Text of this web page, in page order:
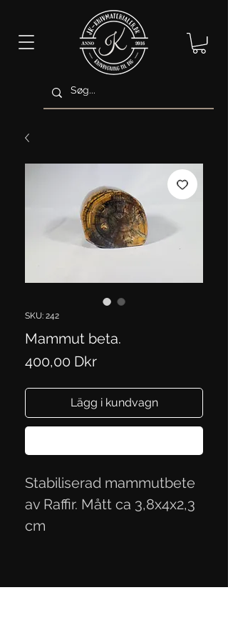
SKU: 242
Mammut beta.
400,00 DkrPris
Lägg i kundvagn
Stabiliserad mammutbete
av Raffir. Mått ca 3,8x4x2,3
cm